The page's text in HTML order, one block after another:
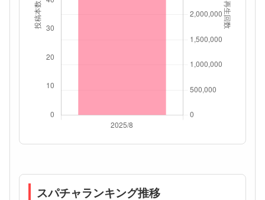
スパチャランキング推移